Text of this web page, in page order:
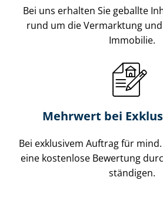
Bei uns erhalten Sie geballte
rund um die Vermarktung
Immobilie.
Mehrwert bei
Bei exklusivem Auftrag für
eine kostenlose Bewertung
stän­di­gen.